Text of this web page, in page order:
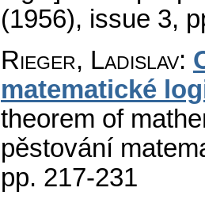
(1956), issue 3,
Rieger, Ladislav:
matematické
theorem of
pěstování
pp. 217-231